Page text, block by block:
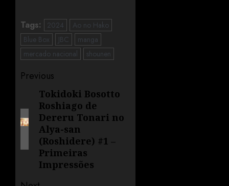
Tags: 2024
Ao no Hako
Blue Box
JBC
manga
mercado nacional
shounen
Previous
Tokidoki Bosotto
Roshiago de
Dereru Tonari no
Alya-san
(Roshidere) #1 –
Primeiras
Impressões